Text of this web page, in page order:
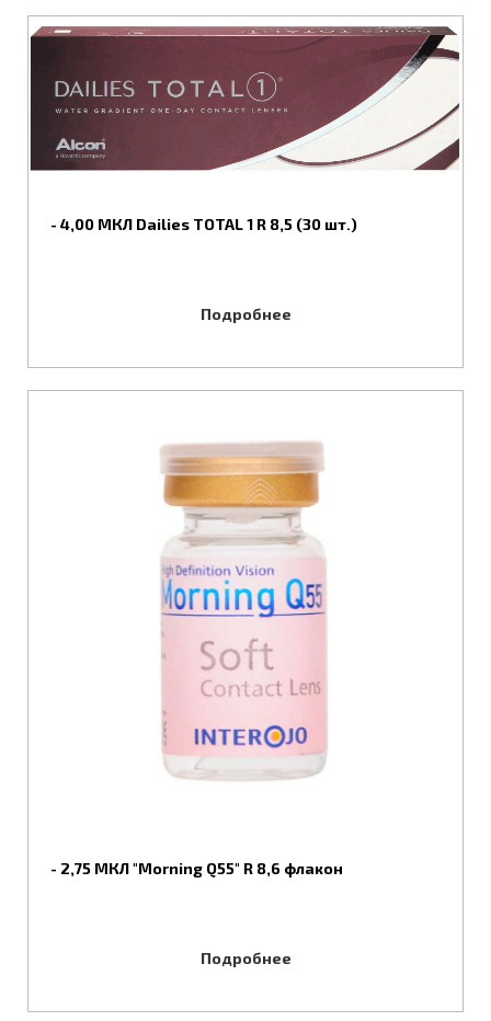
- 4,00 МКЛ Dailies TOTAL 1 R 8,5 (30 шт.)
Подробнее
- 2,75 МКЛ "Morning Q55" R 8,6 флакон
Подробнее